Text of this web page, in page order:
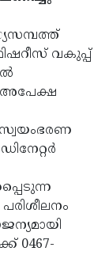
വകുപ്പ്
അപേക്ഷ
0467-